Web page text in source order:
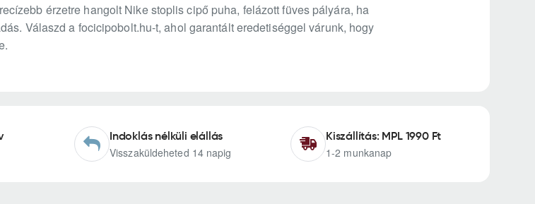
érzetre hangolt Nike stoplis cipő puha, felázott füves pályára, ha
Válaszd a focicipobolt.hu-t, ahol garantált eredetiséggel várunk, hogy
Indoklás nélküli elállás
Visszaküldeheted 14 napig
Kiszállítás: MPL 1990 Ft
1-2 munkanap